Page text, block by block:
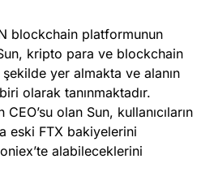
blockchain platformunun
kripto para ve blockchain
yer almakta ve alanın
olarak tanınmaktadır.
olan Sun, kullanıcıların
eski FTX bakiyelerini
alabileceklerini